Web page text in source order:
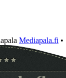
Mediapala.fi •